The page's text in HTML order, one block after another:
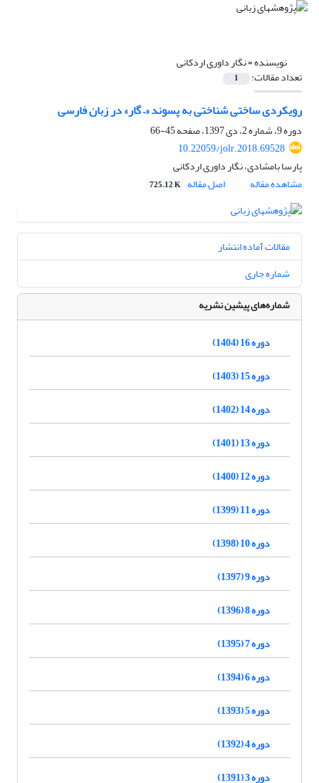
نویسنده =نگار داوری اردکانی
تعداد مقالات: 1
رویکردی ساختی شناختی به پسوند «– گار» در زبان فارسی
دوره 9، شماره 2، دی 1397، صفحه
45-66
10.22059/jolr.2018.69528
پارسا بامشادی، نگار داوری اردکانی
مشاهده مقاله
اصل مقاله 725.12 K
مقالات آماده انتشار
شماره جاری
شماره‌های پیشین نشریه
دوره 16 (1404)
دوره 15 (1403)
دوره 14 (1402)
دوره 13 (1401)
دوره 12 (1400)
دوره 11 (1399)
دوره 10 (1398)
دوره 9 (1397)
دوره 8 (1396)
دوره 7 (1395)
دوره 6 (1394)
دوره 5 (1393)
دوره 4 (1392)
دوره 3 (1391)